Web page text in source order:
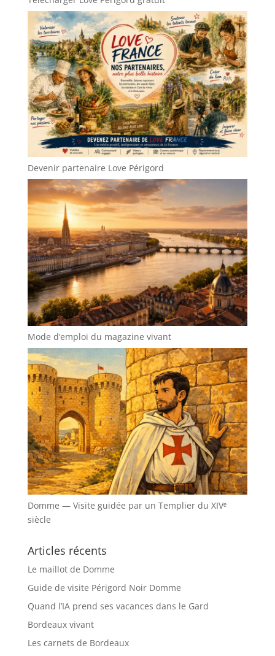
Devenir partenaire Love Périgord
Mode d’emploi du magazine vivant
Domme — Visite guidée par un Templier du XIVᵉ
siècle
Articles récents
Le maillot de Domme
Guide de visite Périgord Noir Domme
Quand l’IA prend ses vacances dans le Gard
Bordeaux vivant
Les carnets de Bordeaux